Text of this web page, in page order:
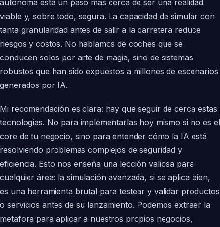
autónoma está un paso más cerca de ser una realidad
viable y, sobre todo, segura. La capacidad de simular con
tanta granularidad antes de salir a la carretera reduce
riesgos y costos. No hablamos de coches que se
conducen solos por arte de magia, sino de sistemas
robustos que han sido expuestos a millones de escenarios
generados por IA.
Mi recomendación es clara: hay que seguir de cerca estas
tecnologías. No para implementarlas hoy mismo si no es el
core de tu negocio, sino para entender cómo la IA está
resolviendo problemas complejos de seguridad y
eficiencia. Esto nos enseña una lección valiosa para
cualquier área: la simulación avanzada, si se aplica bien,
es una herramienta brutal para testear y validar productos
o servicios antes de su lanzamiento. Podemos extraer la
metafora para aplicar a nuestros propios negocios,